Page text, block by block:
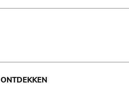
ONTDEKKEN